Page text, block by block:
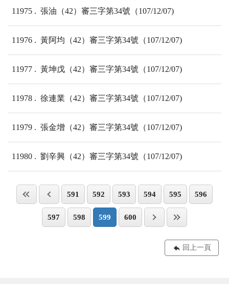
11975 張油（42）審三字第34號（107/12/07)
11976 黃阿均（42）審三字第34號（107/12/07)
11977 黃坤戊（42）審三字第34號（107/12/07)
11978 徐連業（42）審三字第34號（107/12/07)
11979 張金增（42）審三字第34號（107/12/07)
11980 劉辛興（42）審三字第34號（107/12/07)
591 592 593 594 595 596
597 598 599 600
回上一頁